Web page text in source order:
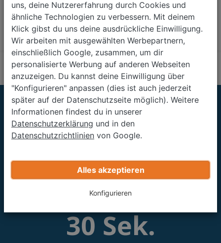
uns, deine Nutzererfahrung durch Cookies und
ähnliche Technologien zu verbessern. Mit deinem
Klick gibst du uns deine ausdrückliche Einwilligung.
Wir arbeiten mit ausgewählten Werbepartnern,
einschließlich Google, zusammen, um dir
personalisierte Werbung auf anderen Webseiten
anzuzeigen. Du kannst deine Einwilligung über
"Konfigurieren" anpassen (dies ist auch jederzeit
später auf der Datenschutzseite möglich). Weitere
Informationen findest du in unserer
Datenschutzerklärung und in den
Datenschutzrichtlinien von Google.
Alles akzeptieren
Konfigurieren
Wir übernehmen den kompletten
Papierkram für dich
Zahlen & Fakten
5+ Mio.
zufriedene Kunden
30 Sek.